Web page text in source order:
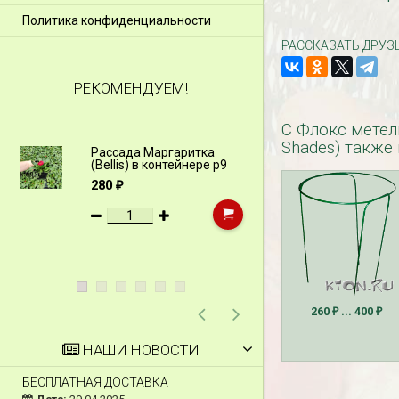
Политика конфиденциальности
РЕКОМЕНДУЕМ!
Рассада Маргаритка
(Bellis) в контейнере p9
280₽
Рассада
p9
340
НАШИ НОВОСТИ
БЕСПЛАТНАЯ ДОСТАВКА
РАССКАЗАТЬ
С Флокс
Shades)
260₽... 400₽